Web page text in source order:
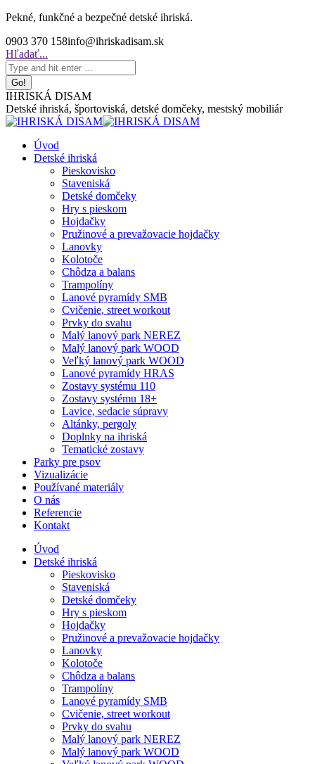
Skip
content
Pekné, funkčné a bezpečné detské ihriská.
0903 370 158info@ihriskadisam.sk
Search:
Hľadať...
IHRISKÁ DISAM
Detské ihriská, športoviská, detské domčeky, mestský mobiliár
Úvod
Detské ihriská
Pieskovisko
Staveniská
Detské domčeky
Hry s pieskom
Hojdačky
Pružinové a prevažovacie hojdačky
Lanovky
Kolotoče
Chôdza a balans
Trampolíny
Lanové pyramídy SMB
Cvičenie, street workout
Prvky do svahu
Malý lanový park NEREZ
Malý lanový park WOOD
Veľký lanový park WOOD
Lanové pyramídy HRAS
Zostavy systému 110
Zostavy systému 18+
Lavice, sedacie súpravy
Altánky, pergoly
Doplnky na ihriská
Tematické zostavy
Parky pre psov
Vizualizácie
Používané materiály
O nás
Referencie
Kontakt
Úvod
Detské ihriská
Pieskovisko
Staveniská
Detské domčeky
Hry s pieskom
Hojdačky
Pružinové a prevažovacie hojdačky
Lanovky
Kolotoče
Chôdza a balans
Trampolíny
Lanové pyramídy SMB
Cvičenie, street workout
Prvky do svahu
Malý lanový park NEREZ
Malý lanový park WOOD